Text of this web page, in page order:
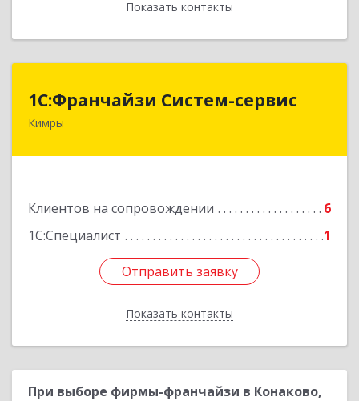
Показать контакты
Назад
1С:Франчайзи Систем-сервис
Кимры
Клиентов на сопровождении
6
1С:Специалист
1
Отправить заявку
Показать контакты
1С:Франчайзи Систем-сервис
Отправить заявку
Назад
При выборе фирмы-франчайзи в Конаково,